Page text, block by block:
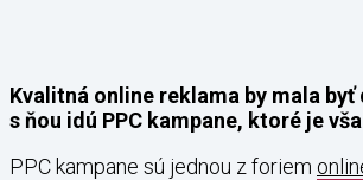
Kvalitná online reklama by mala
s ňou idú PPC kampane, ktoré je
PPC kampane sú jednou z foriem